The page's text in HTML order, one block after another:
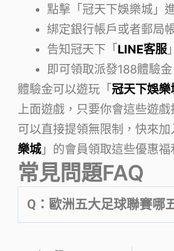
點擊「冠天下娛樂城」
綁定銀行帳戶或者郵局
告知冠天下「 LINE客服
即可領取派發188體驗金
體驗金可以遊玩「 冠天下娛樂
上面遊戲，只要你會這些遊
可以直接提領無限制，快來加
樂城」的會員領取這些優惠福
常見問題FAQ
Q：歐洲五大足球聯賽哪